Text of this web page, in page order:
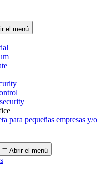
el menú
para pequeñas empresas y/o
Abrir el menú